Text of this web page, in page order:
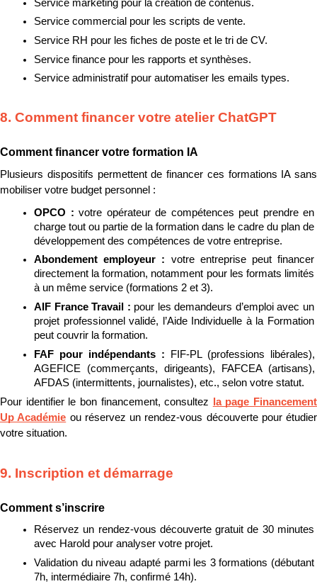
Service marketing pour la création de contenus.
Service commercial pour les scripts de vente.
Service RH pour les fiches de poste et le tri de CV.
Service finance pour les rapports et synthèses.
Service administratif pour automatiser les emails types.
8. Comment financer votre atelier ChatGPT
Comment financer votre formation IA
Plusieurs dispositifs permettent de financer ces formations IA sans
mobiliser votre budget personnel :
OPCO : votre opérateur de compétences peut prendre en
charge tout ou partie de la formation dans le cadre du plan de
développement des compétences de votre entreprise.
Abondement employeur : votre entreprise peut financer
directement la formation, notamment pour les formats limités
à un même service (formations 2 et 3).
AIF France Travail : pour les demandeurs d’emploi avec un
projet professionnel validé, l’Aide Individuelle à la Formation
peut couvrir la formation.
FAF pour indépendants :
FIF-PL (professions libérales),
AGEFICE (commerçants, dirigeants), FAFCEA (artisans),
AFDAS (intermittents, journalistes), etc., selon votre statut.
Pour identifier le bon financement, consultez
la page Financement
Up Académie ou réservez un rendez-vous découverte pour étudier
votre situation.
9. Inscription et démarrage
Comment s’inscrire
Réservez un rendez-vous découverte gratuit de 30 minutes
avec Harold pour analyser votre projet.
Validation du niveau adapté parmi les 3 formations (débutant
7h, intermédiaire 7h, confirmé 14h).